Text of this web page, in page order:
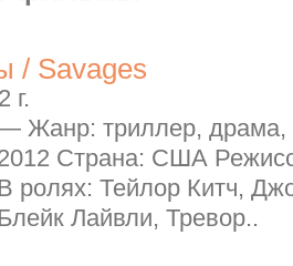
/ Savages
г.
Жанр: триллер, драма,
Страна: США
ролях: Тейлор Китч,
Лайвли, Тревор..